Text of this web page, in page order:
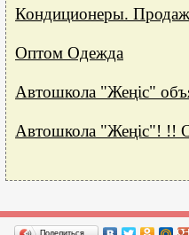
Кондиционеры.
Оптом Одежда
Автошкола "Жеңіс"
Автошкола "Жеңіс"! !!
Поделиться…